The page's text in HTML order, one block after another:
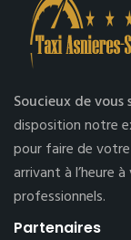
Soucieux de vous
disposition notre
pour faire de
arrivant à l’heure
professionnels.
Partenaires